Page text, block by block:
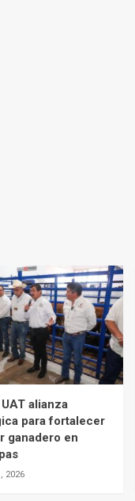
alianza
para fortalecer
ganadero en
2026